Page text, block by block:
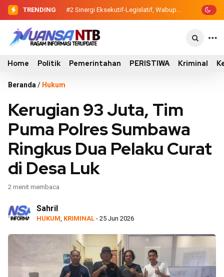
TRENDING #2 Sinergi Eksekutif-Legislatif, Wabup
Ansori Serahkan Tujuh Kontainer
#3 Evaluasi Perencanaan
Pembangunan 2026, Pemkab Sumbawa
…
Home Politik Pemerintahan PERISTIWA Kriminal
Beranda / Hukum
Kerugian 93 Juta, Tim
Puma Polres Sumbawa
Ringkus Dua Pelaku Curat
di Desa Luk
2 menit membaca
Sahril
HUKUM KRIMINAL - 25 Jun 2026